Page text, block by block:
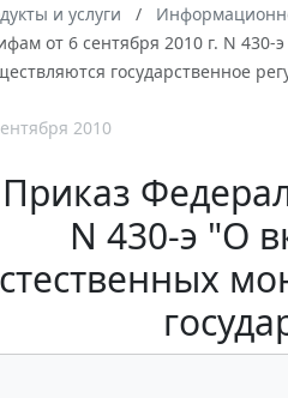
и услуги
от 6 сентября 2010 г. N
государственное
2010
Приказ
N 430-э "О